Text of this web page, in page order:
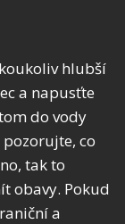
hlubší
a napusťte
do vody
co
tak to
obavy. Pokud
a